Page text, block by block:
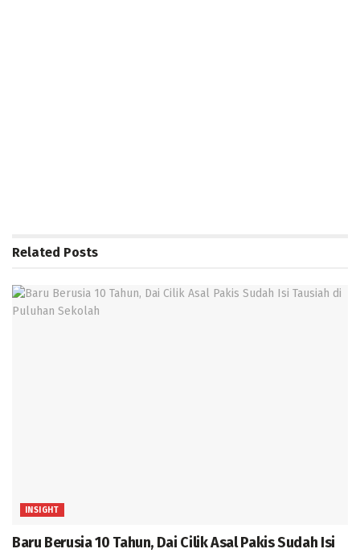
Related Posts
INSIGHT
Baru Berusia 10 Tahun, Dai Cilik Asal Pakis Sudah Isi